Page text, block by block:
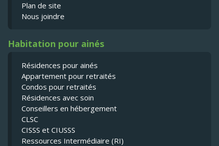
Plan de site
Nous joindre
Habitation pour ainés
Résidences pour ainés
Appartement pour retraités
Condos pour retraités
Résidences avec soin
Conseillers en hébergement
CLSC
CISSS et CIUSSS
Ressources Intermédiaire (RI)